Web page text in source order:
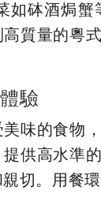
如砵酒焗
質量的粵
驗
味的食物
供高水準
切。用餐